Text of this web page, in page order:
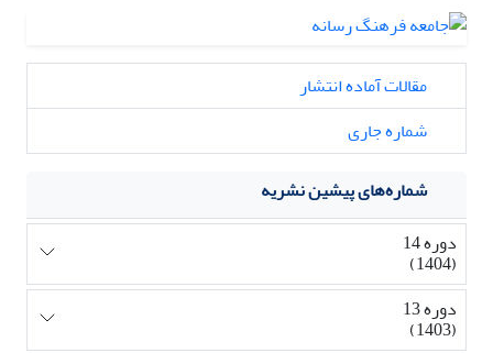
مقالات آماده انتشار
شماره جاری
شماره‌های پیشین نشریه
دوره 14
(1404)
دوره 13
(1403)